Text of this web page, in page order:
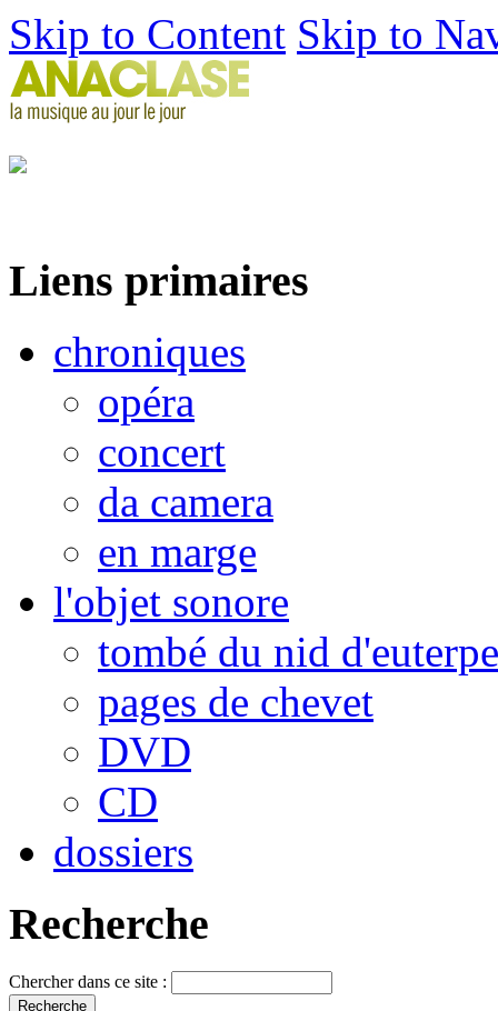
Skip to Content Skip to
Liens primaires
chroniques
opéra
concert
da camera
en marge
l'objet sonore
tombé du nid d'euterpe
pages de chevet
DVD
CD
dossiers
Recherche
Chercher dans ce site :